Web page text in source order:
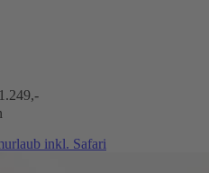
1.249,-
inkl. Safari